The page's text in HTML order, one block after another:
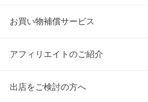
お買い物補償サービス
アフィリエイトのご紹介
出店をご検討の方へ